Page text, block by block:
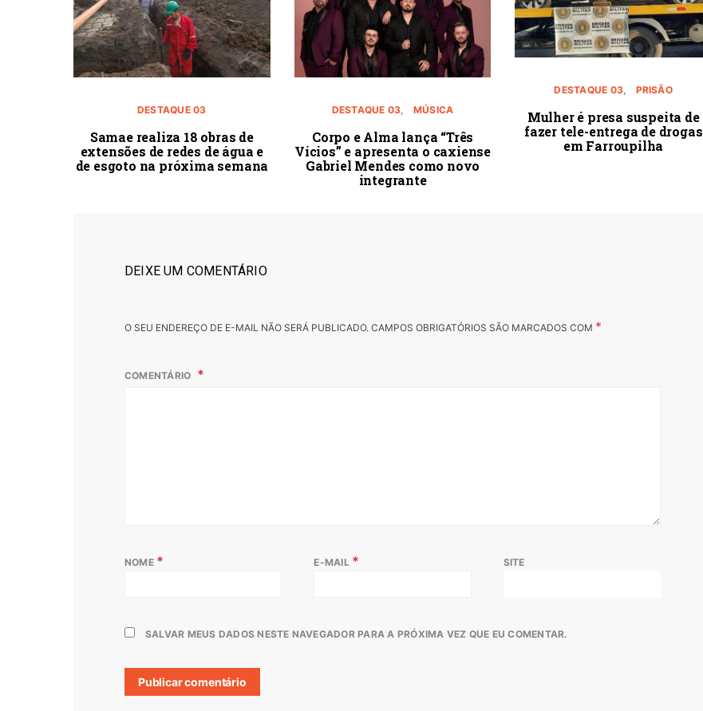
DESTAQUE 03
Samae realiza 18 obras de
extensões de redes de água e
de esgoto na próxima semana
DESTAQUE 03 MÚSICA
Corpo e Alma lança “Três
Vícios” e apresenta o caxiense
Gabriel Mendes como novo
integrante
DESTAQUE 03 PRISÃO
Mulher é presa suspeita de
fazer tele-entrega de drogas
em Farroupilha
DEIXE UM COMENTÁRIO
O SEU ENDEREÇO DE E-MAIL NÃO SERÁ PUBLICADO. CAMPOS OBRIGATÓRIOS SÃO MARCADOS COM *
COMENTÁRIO
NOME * E-MAIL * SITE
SALVAR MEUS DADOS NESTE NAVEGADOR PARA A PRÓXIMA VEZ QUE EU COMENTAR.